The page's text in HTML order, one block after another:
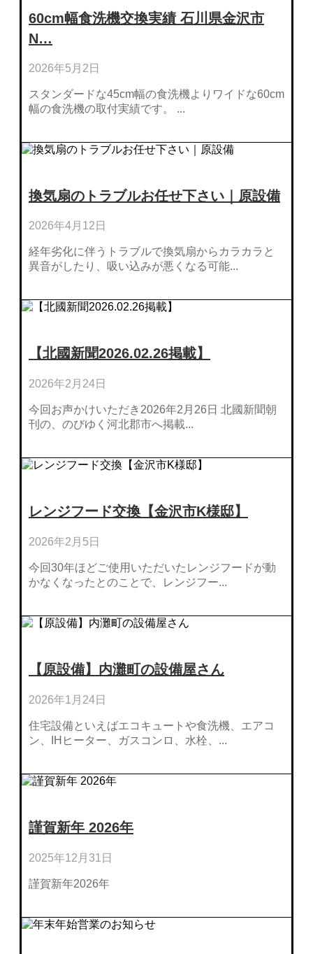
60cm幅食洗機交換実績 石川県金沢市
N…
2026年5月2日
スタンダードな45cm幅の食洗機よりワイドな60cm
幅の食洗機の取付実績です。 ...
換気扇のトラブルお任せ下さい｜原設備
2026年4月12日
経年劣化に伴うトラブルで換気扇からカラカラと
異音がしたり、吸い込みが悪くなる可能...
【北國新聞2026.02.26掲載】
2026年2月24日
今回お声かけいただき2026年2月26日 北國新聞朝
刊の、のびゆく河北郡市へ掲載...
レンジフード交換【金沢市K様邸】
2026年2月5日
今回30年ほどご使用いただいたレンジフードが動
かなくなったとのことで、レンジフー...
【原設備】内灘町の設備屋さん
2026年1月24日
住宅設備といえばエコキュートや食洗機、エアコ
ン、IHヒーター、ガスコンロ、水栓、...
謹賀新年 2026年
2025年12月31日
謹賀新年2026年